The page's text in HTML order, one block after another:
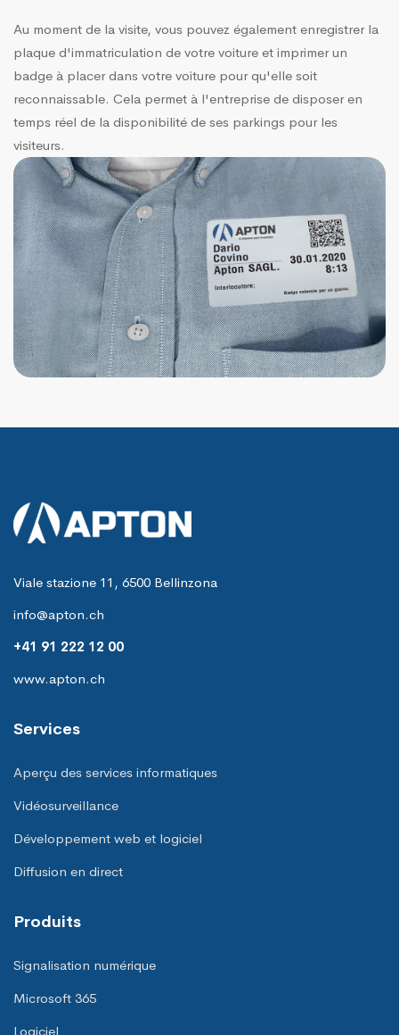
Au moment de la visite, vous pouvez également enregistrer la
plaque d'immatriculation de votre voiture et imprimer un
badge à placer dans votre voiture pour qu'elle soit
reconnaissable. Cela permet à l'entreprise de disposer en
temps réel de la disponibilité de ses parkings pour les
visiteurs.
Viale stazione 11, 6500 Bellinzona
info@apton.ch
+41 91 222 12 00
www.apton.ch
Services
Aperçu des services informatiques
Vidéosurveillance
Développement web et logiciel
Diffusion en direct
Produits
Signalisation numérique
Microsoft 365
Logiciel